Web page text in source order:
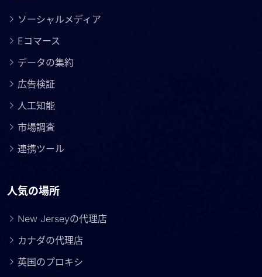
ソーシャルメディア
Eコマース
データの集約
広告検証
人工知能
市場調査
連携ツール
人気の場所
New Jerseyの代理店
カナダの代理店
英国のプロキシ